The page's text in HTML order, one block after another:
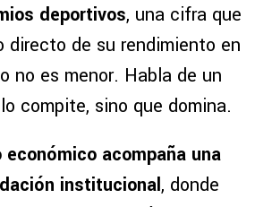
deportivos, una cifra que
directo de su rendimiento en
no es menor. Habla de un
compite, sino que domina.
acompaña una
institucional, donde